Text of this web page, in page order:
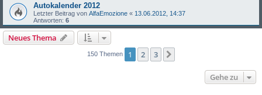
Autokalender 2012
Letzter Beitrag von AlfaEmozione « 13.06.2012, 14:37
Antworten: 6
Neues Thema
150 Themen 1 2 3
Gehe zu